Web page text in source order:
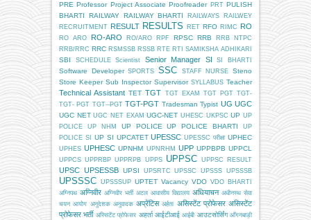
PRE Professor Project Associate Proofreader PRT PULISH
BHARTI
RAILWAY RAILWAY BHARTI RAILWAYS
RAILWEY
RECRUITMENT RESULT RESULTS RET RFO RIMC RO
RO ARO RO-ARO RO/ARO RPF RPSC RRB
RRB NTPC
RRB/RRC RRC RSMSSB RSSB RTE RTI SAMIKSHA ADHIKARI
SBI SCHEDULE Scientist Senior Manager SI SI BHARTI
Software Developer SPORTS SSC STAFF NURSE
Steno
Store Keeper Sub Inspector Supervisor SYLLABUS Teacher
Technical Assistant TET TGT TGT EXAM TGT PGT TGT-
TGT- PGT TGT--PGT TGT-PGT Tradesman Typist UG UGC
UGC NET UGC NET EXAM UGC-NET UHESC UKPSC UP UP
POLICE
UP NHM UP POLICE UP POLICE BHARTI
UP
POLICE SI
UP SI UPCATET UPESSC UPESSC परीक्षा UPHEC
UPHES UPHESC UPNHM UPNRHM UPP UPPBPB UPPCL
UPPCS UPPRBP UPPRPB UPPS UPPSC UPPSC RESULT
UPSC UPSESSB UPSI UPSRTC UPSSC UPSSS UPSSSB
UPSSSC UPSSSUP UPTET Vacancy VDO VDO BHARTI
अग्निपथ अग्निवीर अग्निवीर भर्ती अटल आवासीय विद्यालय अधियाचन अधीनस्थ सेवा
चयन आयोग अनुदेशक अनुवादक अप्रेंटिस अर्हता असिस्टेंट प्रोफेसर असिस्टेंट
प्रोफेसर भर्ती अस्सिटेंट प्रोफेसर अहर्ता आईटीआई आईबी आउटसोर्सिंग आँगनबाड़ी